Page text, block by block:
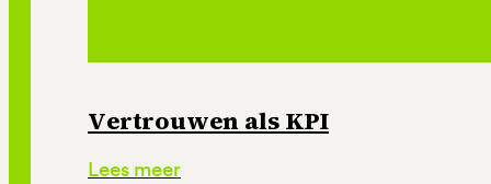
Vertrouwen als KPI
Lees meer